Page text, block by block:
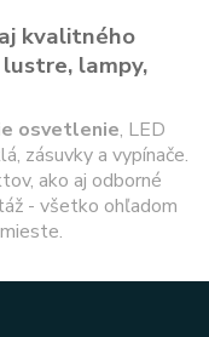
kvalitného
lampy,
osvetlenie, LED
zásuvky a vypínače.
ako aj odborné
- všetko ohľadom